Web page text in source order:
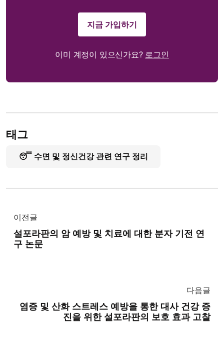
지금 가입하기
이미 계정이 있으신가요? 로그인
태그
😴 수면 및 정신건강 관련 연구 정리
이전글
설포라판의 암 예방 및 치료에 대한 분자 기전 연
구 논문
다음글
염증 및 산화 스트레스 예방을 통한 대사 건강 증
진을 위한 설포라판의 보호 효과 고찰